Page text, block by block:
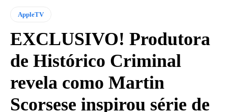
AppleTV
EXCLUSIVO! Produtora
de Histórico Criminal
revela como Martin
Scorsese inspirou série de